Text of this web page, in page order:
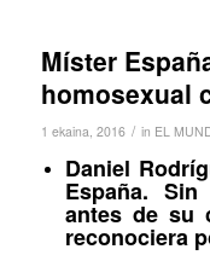
Míster
homosexual
1 ekaina, 2016 / in EL
Daniel
España.
antes de su
reconociera